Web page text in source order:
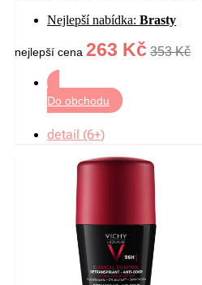
Nejlepší nabídka: Brasty
nejlepší cena 263 Kč 353 Kč
Do obchodu
detail (6+)